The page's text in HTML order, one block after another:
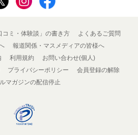
コミ・体験談」の書き方
よくあるご質問
報道関係・マスメディアの皆様へ
利用規約
お問い合わせ(個人)
プライバシーポリシー
会員登録の解除
マガジンの配信停止